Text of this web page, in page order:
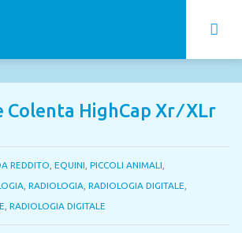
HighCap Xr ⁄ XLr
REDDITO EQUINI PICCOLI ANIMALI
RADIOLOGIA RADIOLOGIA DIGITALE
RADIOLOGIA DIGITALE